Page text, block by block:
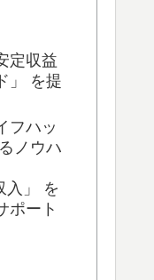
定収益
」 を提
フハッ
ノウハ
入」 を
ポート